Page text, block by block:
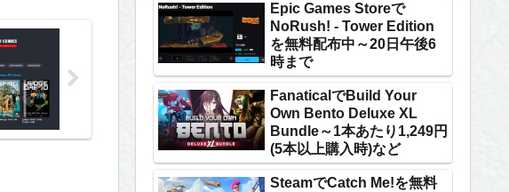
Epic Games Storeで
NoRush! - Tower Edition
を無料配布中～20日午後6
時まで
FanaticalでBuild Your
Own Bento Deluxe XL
Bundle～1本あたり1,249円
(5本以上購入時)など
SteamでCatch Me!を無料